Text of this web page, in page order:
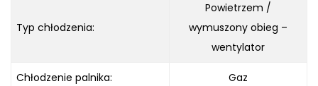
Typ chłodzenia:
Powietrzem /
wymuszony obieg –
wentylator
Chłodzenie palnika: Gaz